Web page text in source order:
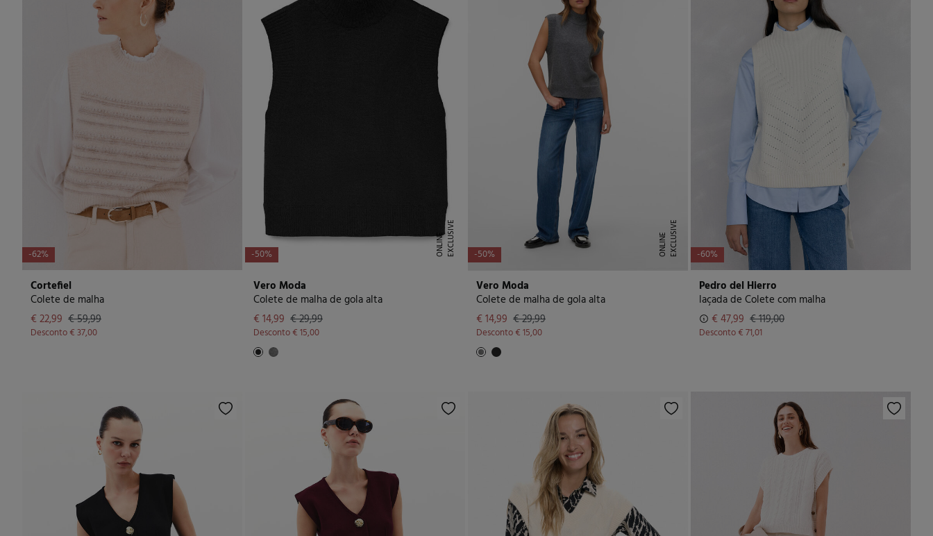
-62%
Cortefiel
Colete de malha
€ 22,99 € 59,99
Desconto€ 37,00
-50% E
X
C
L
U
SI
V
E
O
N
L
I
N
E
Vero Moda
Colete de malha de gola alta
€ 14,99 € 29,99
Desconto€ 15,00
-50% E
X
C
L
U
S I
V
E
O
N
L
I
N
E
Vero Moda
Colete de malha de gola alta
€ 14,99 € 29,99
Desconto€ 15,00
-60%
Pedro del Hierro
laçada de Colete com malha
€ 47,99 € 119,00
Desconto€ 71,01